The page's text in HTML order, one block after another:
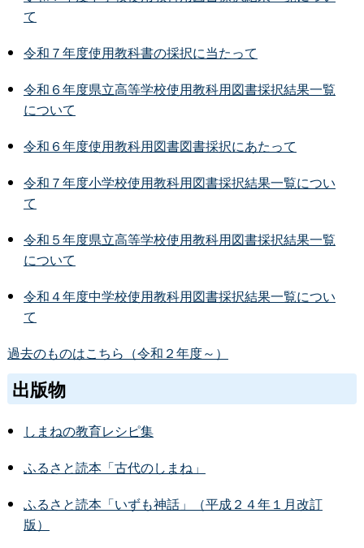
て
令和７年度使用教科書の採択に当たって
令和６年度県立高等学校使用教科用図書採択結果一覧
について
令和６年度使用教科用図書図書採択にあたって
令和７年度小学校使用教科用図書採択結果一覧につい
て
令和５年度県立高等学校使用教科用図書採択結果一覧
について
令和４年度中学校使用教科用図書採択結果一覧につい
て
過去のものはこちら（令和２年度～）
出版物
しまねの教育レシピ集
ふるさと読本「古代のしまね」
ふるさと読本「いずも神話」（平成２４年１月改訂
版）